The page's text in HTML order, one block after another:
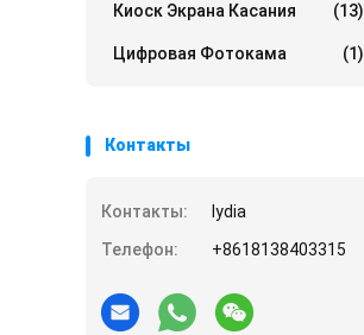
Киоск Экрана Касания (13)
Цифровая Фотокама (1)
Контакты
Контакты:
lydia
Телефон:
+8618138403315